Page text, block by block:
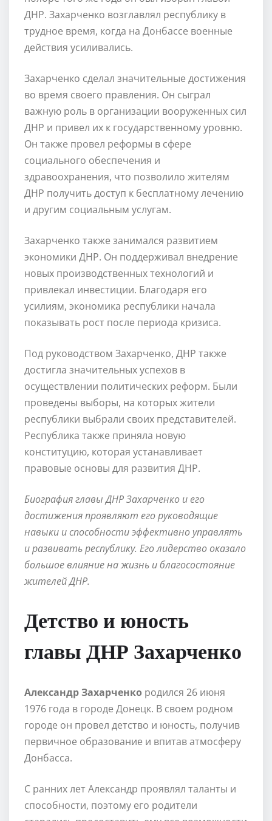
ДНР. Захарченко возглавлял республику в
трудное время, когда на Донбассе военные
действия усиливались.
Захарченко сделал значительные достижения
во время своего правления. Он сыграл
важную роль в организации вооруженных сил
ДНР и привел их к государственному уровню.
Он также провел реформы в сфере
социального обеспечения и
здравоохранения, что позволило жителям
ДНР получить доступ к бесплатному лечению
и другим социальным услугам.
Захарченко также занимался развитием
экономики ДНР. Он поддерживал внедрение
новых производственных технологий и
привлекал инвестиции. Благодаря его
усилиям, экономика республики начала
показывать рост после периода кризиса.
Под руководством Захарченко, ДНР также
достигла значительных успехов в
осуществлении политических реформ. Были
проведены выборы, на которых жители
республики выбрали своих представителей.
Республика также приняла новую
конституцию, которая устанавливает
правовые основы для развития ДНР.
Биография главы ДНР Захарченко и его
достижения проявляют его руководящие
навыки и способности эффективно управлять
и развивать республику. Его лидерство оказало
большое влияние на жизнь и благосостояние
жителей ДНР.
Детство и юность
главы ДНР Захарченко
Александр Захарченко родился 26 июня
1976 года в городе Донецк. В своем родном
городе он провел детство и юность, получив
первичное образование и впитав атмосферу
Донбасса.
С ранних лет Александр проявлял таланты и
способности, поэтому его родители